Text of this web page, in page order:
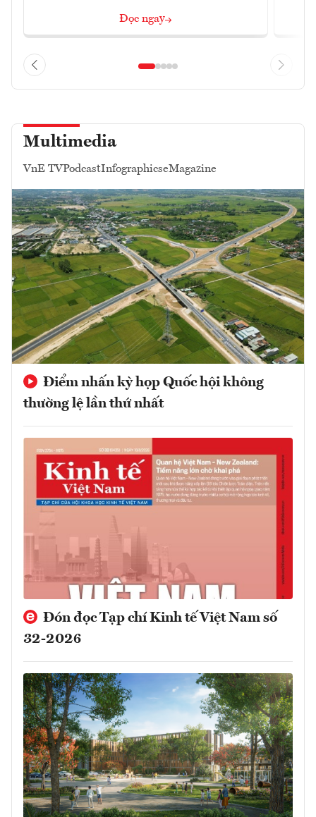
Đọc ngay
Multimedia
VnE TVPodcastInfographicseMagazine
Điểm nhấn kỳ họp Quốc hội không
thường lệ lần thứ nhất
Đón đọc Tạp chí Kinh tế Việt Nam số
32-2026